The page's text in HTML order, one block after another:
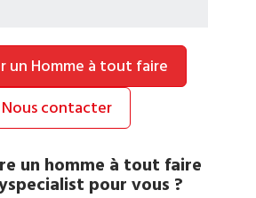
un Homme à tout faire
Nous contacter
un homme à tout faire
pour vous ?